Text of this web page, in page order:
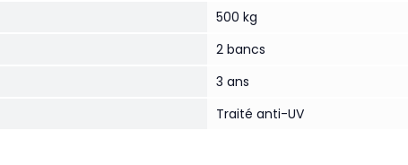
500 kg
2 bancs
3 ans
Traité anti-UV